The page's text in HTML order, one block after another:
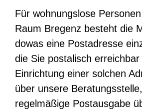
Für wohnungslose
Raum Bregenz besteht die
dowas eine Postadresse
die Sie postalisch
Einrichtung einer solchen
über unsere
regelmäßige Postausgabe